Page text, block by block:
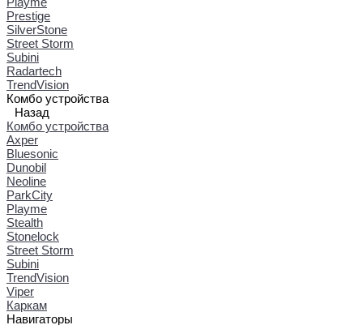
Prestige
SilverStone
Street Storm
Subini
Radartech
TrendVision
Комбо устройства
Назад
Комбо устройства
Axper
Bluesonic
Dunobil
Neoline
ParkCity
Playme
Stealth
Stonelock
Street Storm
Subini
TrendVision
Viper
Каркам
Навигаторы